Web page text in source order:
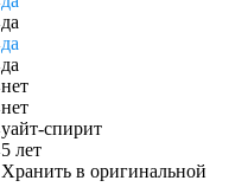
да
да
да
нет
нет
уайт-спирит
5 лет
Хранить в оригинальной